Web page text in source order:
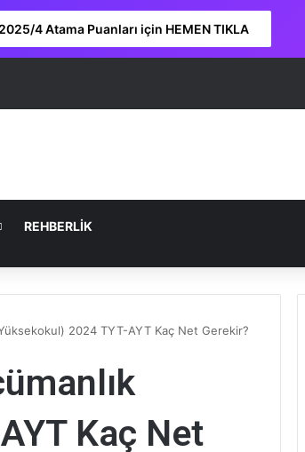
4 Atama Puanları için HEMEN TIKLA
REHBERLİK
2024 TYT-AYT Kaç Net Gerekir?
Kaç Net